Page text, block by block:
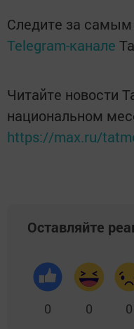
Следите за
Telegram-канале
Читайте новости
национальном
https://max.ru/
Оставляйте
0 0 0